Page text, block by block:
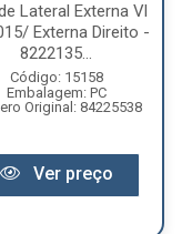
Lateral Externa Vl
Externa Direito -
8222135...
Código: 15158
Embalagem: PC
Original: 84225538
Ver preço